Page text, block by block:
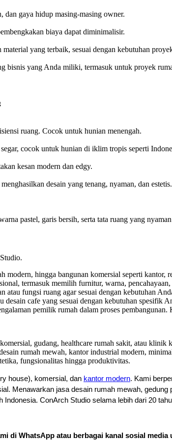
dan gaya hidup masing-masing owner.
biaya dapat diminimalisir.
yang terbaik, sesuai dengan kebutuhan
bisnis yang Anda miliki, termasuk untuk proyek
ruang. Cocok untuk hunian menengah.
cocok untuk hunian di iklim tropis seperti
kesan modern dan edgy.
desain yang tenang, nyaman, dan estetis.
pastel, garis bersih, serta tata ruang yang
modern, hingga bangunan komersial seperti kantor,
termasuk memilih furnitur, warna, pencahayaan,
atau fungsi ruang agar sesuai dengan kebutuhan
desain cafe yang sesuai dengan kebutuhan spesifik
pemilik rumah dalam proses
gudang, healthcare rumah sakit, atau
rumah mewah, kantor industrial modern,
fungsionalitas hingga produktivitas.
house), komersial, dan kantor modern. Kami
Menawarkan jasa desain rumah mewah, gedung
Indonesia. ConArch Studio selama lebih dari 20
di WhatsApp atau berbagai kanal sosial